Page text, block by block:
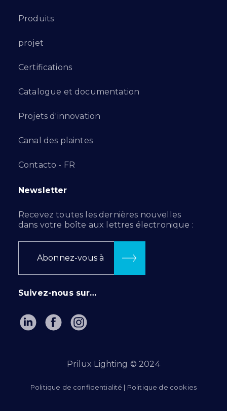
Produits
projet
Certifications
Catalogue et documentation
Projets d'innovation
Canal des plaintes
Contacto - FR
Newsletter
Recevez toutes les dernières nouvelles
dans votre boîte aux lettres électronique :
Abonnez-vous à
Suivez-nous sur…
Prilux Lighting © 2024
Politique de confidentialité | Politique de cookies